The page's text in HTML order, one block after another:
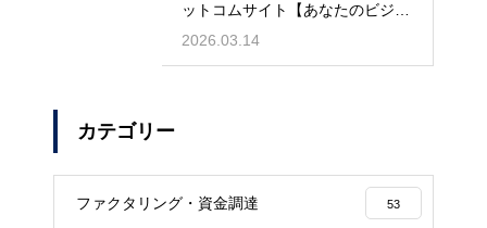
ットコムサイト【あなたのビジネ
スを守る】
2026.03.14
カテゴリー
ファクタリング・資金調達 53